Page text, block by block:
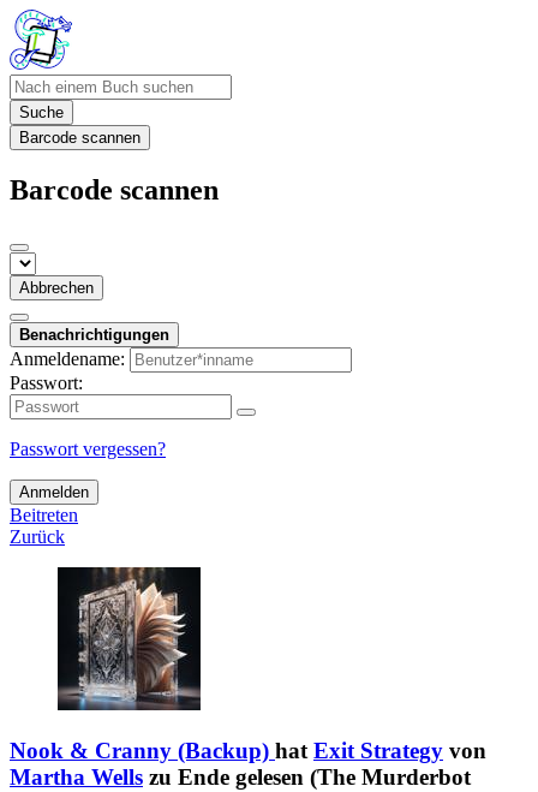
Suche
Barcode scannen
Barcode scannen
Abbrechen
Benachrichtigungen
Anmeldename:
Passwort:
Passwort vergessen?
Anmelden
Beitreten
Zurück
Nook & Cranny (Backup) hat Exit Strategy von
Martha Wells zu Ende gelesen (The Murderbot